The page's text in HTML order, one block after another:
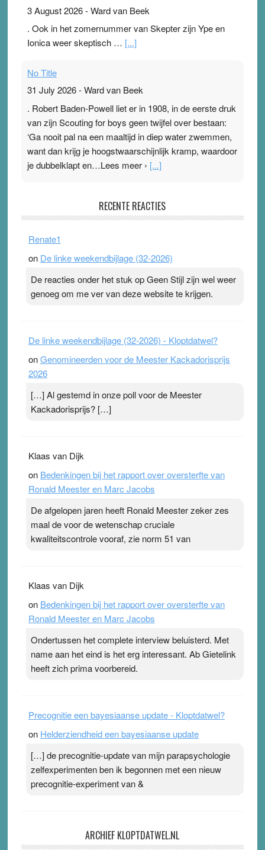
3 August 2026-Ward van Beek
. Ook in het zomernummer van Skepter zijn Ype en
Ionica weer skeptisch … [...]
No Title
31 July 2026-Ward van Beek
. Robert Baden-Powell liet er in 1908, in de eerste druk
van zijn Scouting for boys geen twijfel over bestaan:
‘Ga nooit pal na een maaltijd in diep water zwemmen,
want dan krijg je hoogstwaarschijnlijk kramp, waardoor
je dubbelklapt en…Lees meer › [...]
Ward van Beek
topsporters. Ze hopen ermee hun hartslag te verlagen
terwijl ze meer zuurstof opnemen. Daarop heeft zo’n
ademen’ kan goud waard zijn. Door…Lees meer
Pleisterplakkers in de topspsort ›[...]
RECENTE REACTIES
Renate1
on De linke weekendbijlage (32-2026)
De reacties onder het stuk op Geen Stijl zijn wel weer
genoeg om me ver van deze website te krijgen.
De linke weekendbijlage (32-2026) - Kloptdatwel?
onGenomineerden voor de Meester Kackadorisprijs
2026
[…] Al gestemd in onze poll voor de Meester
Kackadorisprijs? […]
Klaas van Dijk
on Bedenkingen bij het rapport over oversterfte van
Ronald Meester en Marc Jacobs
De afgelopen jaren heeft Ronald Meester zeker zes
maal de voor de wetenschap cruciale
kwaliteitscontrole vooraf, zie norm 51 van
Klaas van Dijk
on Bedenkingen bij het rapport over oversterfte van
Ronald Meester en Marc Jacobs
Ondertussen het complete interview beluisterd. Met
name aan het eind is het erg interessant. Ab Gietelink
heeft zich prima voorbereid.
Precognitie een bayesiaanse update - Kloptdatwel?
on Helderziendheid een bayesiaanse update
[…] de precognitie-update van mijn parapsychologie
zelfexperimenten ben ik begonnen met een nieuw
precognitie-experiment van &
ARCHIEF KLOPTDATWEL.NL